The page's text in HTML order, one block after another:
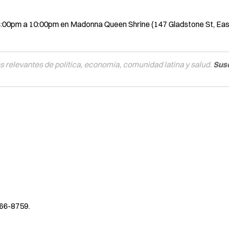
a 10:00pm en Madonna Queen Shrine (147 Gladstone St,
relevantes de política, economía, comunidad latina y salud.
8759.